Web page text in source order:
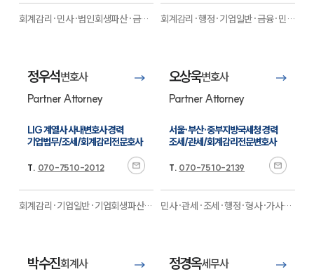
그룹소개
그룹소개
대륜의 강점
오시는 길
AI대륜
회계감리·민사·법인회생파산·금융·
회계감리·행정·기업일반·금융·민사
정우석변호사
Partner Attorney
LIG 계열사 사내변호사 경력
기업법무/조세/회계감리전문호사
T. 070-7510-2012
회계감리·기업일반·기업회생파산
오상욱변호사
Partner Attorney
서울·부산·중부지방국세청 경력
조세/관세/회계감리전문변호사
T. 070-7510-2139
민사·관세·조세·행정·형사·가사·
박수진회계사
정경옥세무사